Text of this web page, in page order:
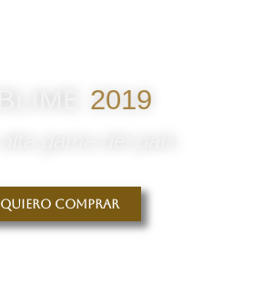
2019
Quiero comprar